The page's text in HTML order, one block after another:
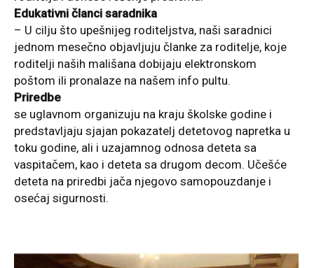
Edukativni članci saradnika
– U cilju što upešnijeg roditeljstva, naši saradnici
jednom mesečno objavljuju članke za roditelje, koje
roditelji naših mališana dobijaju elektronskom
poštom ili pronalaze na našem info pultu.
Priredbe
se uglavnom organizuju na kraju školske godine i
predstavljaju sjajan pokazatelj detetovog napretka u
toku godine, ali i uzajamnog odnosa deteta sa
vaspitačem, kao i deteta sa drugom decom. Učešće
deteta na priredbi jača njegovo samopouzdanje i
osećaj sigurnosti.